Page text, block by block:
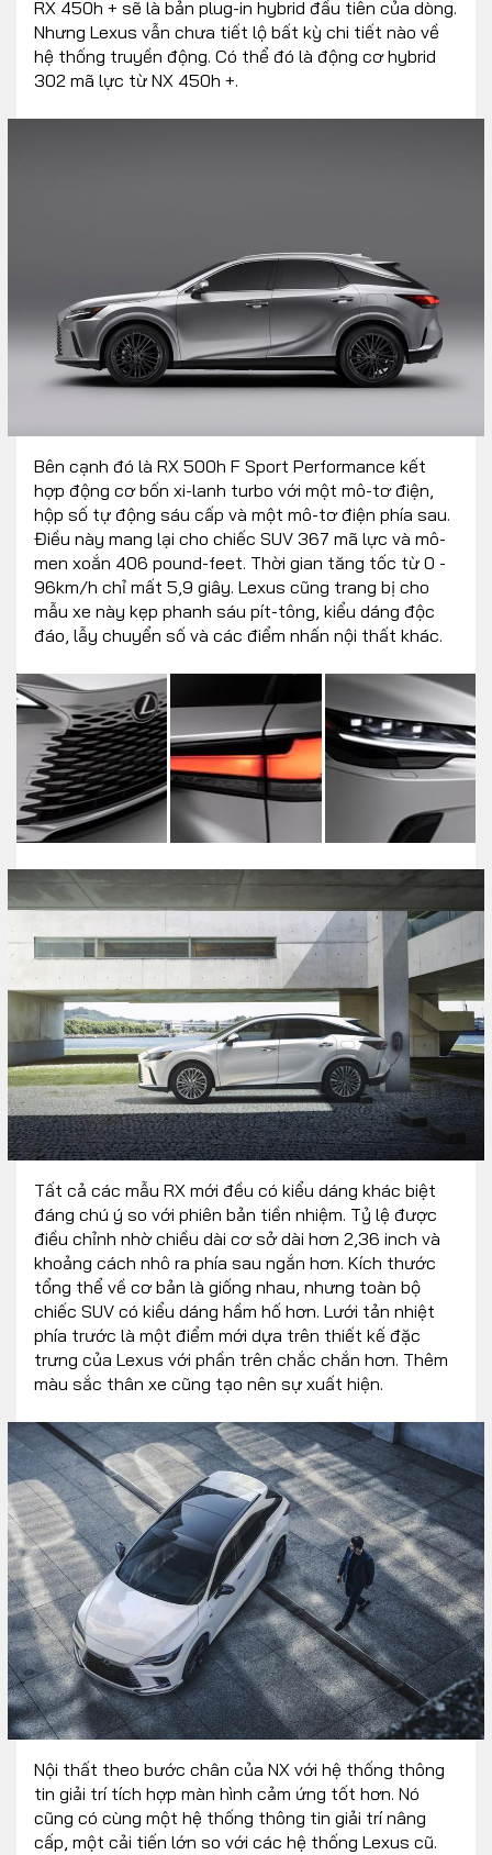
RX 450h + sẽ là bản plug-in hybrid đầu tiên của dòng.
Nhưng Lexus vẫn chưa tiết lộ bất kỳ chi tiết nào về
hệ thống truyền động. Có thể đó là động cơ hybrid
302 mã lực từ NX 450h +.
Bên cạnh đó là RX 500h F Sport Performance kết
hợp động cơ bốn xi-lanh turbo với một mô-tơ điện,
hộp số tự động sáu cấp và một mô-tơ điện phía sau.
Điều này mang lại cho chiếc SUV 367 mã lực và mô-
men xoắn 406 pound-feet. Thời gian tăng tốc từ 0 -
96km/h chỉ mất 5,9 giây. Lexus cũng trang bị cho
mẫu xe này kẹp phanh sáu pít-tông, kiểu dáng độc
đáo, lẫy chuyển số và các điểm nhấn nội thất khác.
Tất cả các mẫu RX mới đều có kiểu dáng khác biệt
đáng chú ý so với phiên bản tiền nhiệm. Tỷ lệ được
điều chỉnh nhờ chiều dài cơ sở dài hơn 2,36 inch và
khoảng cách nhô ra phía sau ngắn hơn. Kích thước
tổng thể về cơ bản là giống nhau, nhưng toàn bộ
chiếc SUV có kiểu dáng hầm hố hơn. Lưới tản nhiệt
phía trước là một điểm mới dựa trên thiết kế đặc
trưng của Lexus với phần trên chắc chắn hơn. Thêm
màu sắc thân xe cũng tạo nên sự xuất hiện.
Nội thất theo bước chân của NX với hệ thống thông
tin giải trí tích hợp màn hình cảm ứng tốt hơn. Nó
cũng có cùng một hệ thống thông tin giải trí nâng
cấp, một cải tiến lớn so với các hệ thống Lexus cũ.